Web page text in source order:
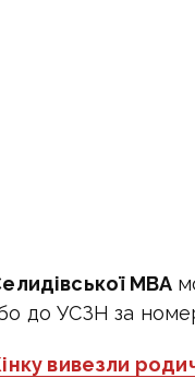
МВА
до УСЗН за
вивезли